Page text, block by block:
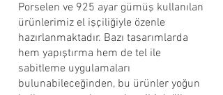
Porselen ve 925 ayar gümüş kullanılan
ürünlerimiz el işçiliğiyle özenle
hazırlanmaktadır. Bazı tasarımlarda
hem yapıştırma hem de tel ile
sabitleme uygulamaları
bulunabileceğinden, bu ürünler yoğun